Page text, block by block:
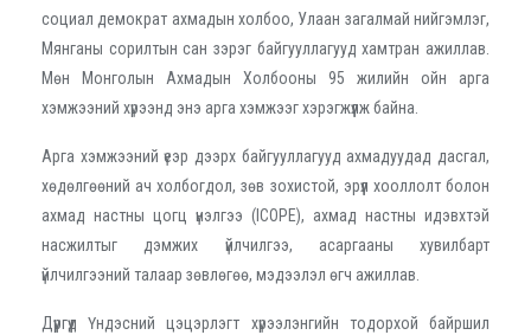
социал демократ ахмадын холбоо, Улаан загалмай нийгэмлэг,
Мянганы сорилтын сан зэрэг байгууллагууд хамтран ажиллав.
Мөн Монголын Ахмадын Холбооны 95 жилийн ойн арга
хэмжээний хүрээнд энэ арга хэмжээг хэрэгжүүлж байна.
Арга хэмжээний үеэр дээрх байгууллагууд ахмадуудад дасгал,
хөдөлгөөний ач холбогдол, зөв зохистой, эрүүл хооллолт болон
ахмад настны цогц үнэлгээ (ICOPE), ахмад настны идэвхтэй
насжилтыг дэмжих үйлчилгээ, асаргааны хувилбарт
үйлчилгээний талаар зөвлөгөө, мэдээлэл өгч ажиллав.
Дүүргүүд Үндэсний цэцэрлэгт хүрээлэнгийн тодорхой байршил